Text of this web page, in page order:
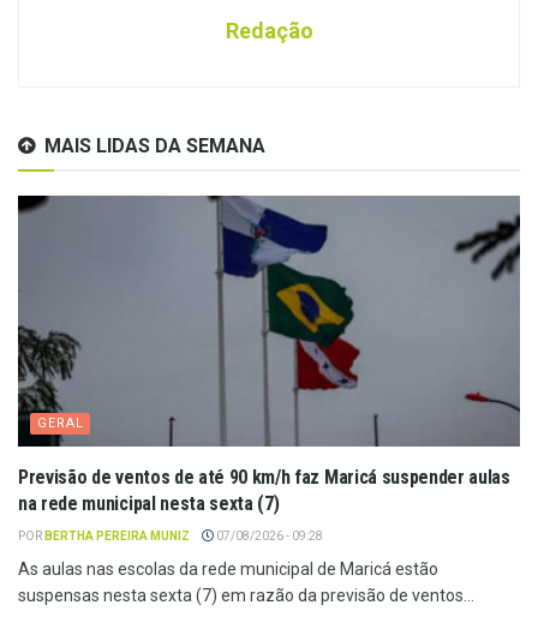
Redação
MAIS LIDAS DA SEMANA
GERAL
Previsão de ventos de até 90 km/h faz Maricá suspender aulas
na rede municipal nesta sexta (7)
POR BERTHA PEREIRA MUNIZ 07/08/2026 - 09:28
As aulas nas escolas da rede municipal de Maricá estão
suspensas nesta sexta (7) em razão da previsão de ventos...